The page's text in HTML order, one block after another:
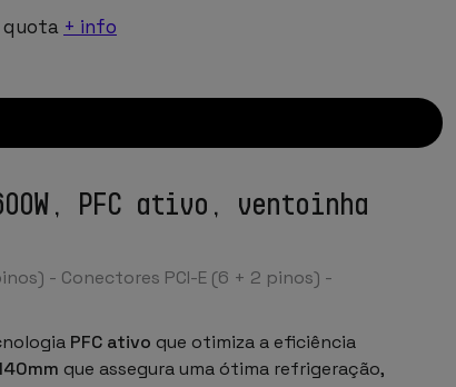
quota + info
PFC ativo, ventoinha
- Conectores PCI-E (6 + 2 pinos) -
PFC ativo que otimiza a eficiência
que assegura uma ótima refrigeração,